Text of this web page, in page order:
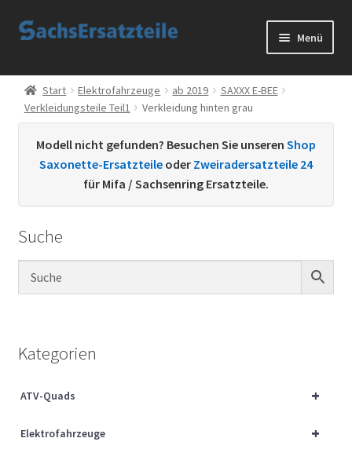
Zur
Zum
Menü
Start
AGB
Datenschutzerklärung
Kontakt
Sachs Ersatzteile
Über uns
Start Elektrofahrzeuge ab 2019
SAXXX E-BEE
Verkleidungsteile Teil1
Verkleidung hinten grau
Modell nicht gefunden? Besuchen Sie unseren Shop
Saxonette-Ersatzteile oder Zweiradersatzteile 24
für Mifa / Sachsenring Ersatzteile.
Suche
Kategorien
+
ATV-Quads
+
Elektrofahrzeuge